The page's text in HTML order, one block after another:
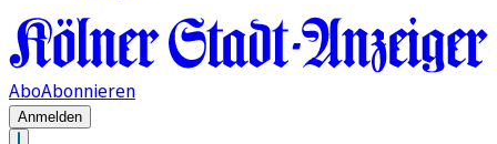
AboAbonnieren
Anmelden